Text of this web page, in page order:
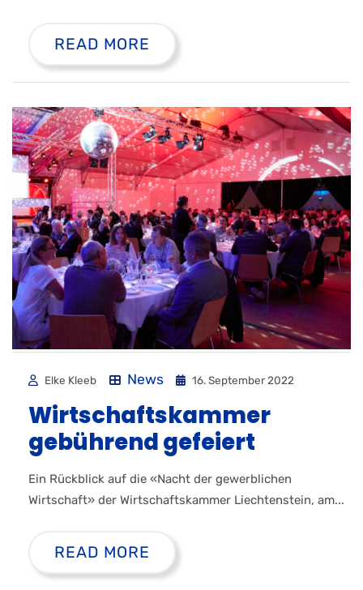
READ MORE
Elke Kleeb News 16. September 2022
Wirtschaftskammer
gebührend gefeiert
Ein Rückblick auf die «Nacht der gewerblichen
Wirtschaft» der Wirtschaftskammer Liechtenstein, am...
READ MORE